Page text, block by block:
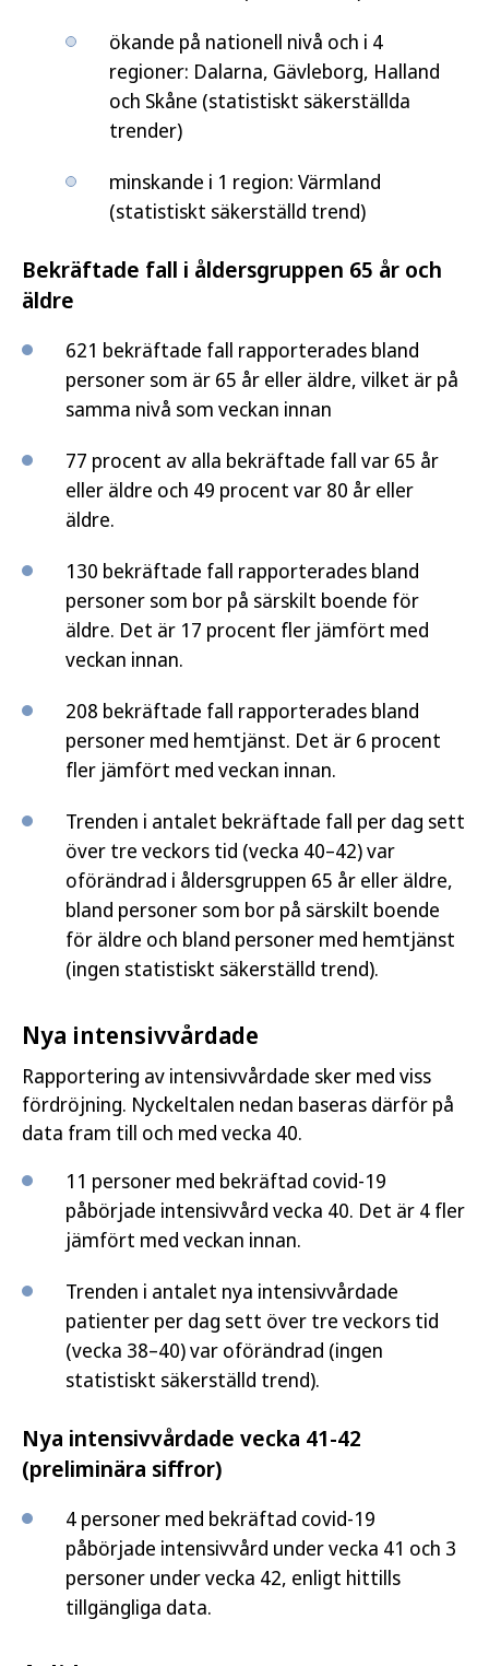
ökande på nationell nivå och i 4
regioner: Dalarna, Gävleborg, Halland
och Skåne (statistiskt säkerställda
trender)
minskande i 1 region: Värmland
(statistiskt säkerställd trend)
Bekräftade fall i åldersgruppen 65 år och
äldre
621 bekräftade fall rapporterades bland
personer som är 65 år eller äldre, vilket är på
samma nivå som veckan innan
77 procent av alla bekräftade fall var 65 år
eller äldre och 49 procent var 80 år eller
äldre.
130 bekräftade fall rapporterades bland
personer som bor på särskilt boende för
äldre. Det är 17 procent fler jämfört med
veckan innan.
208 bekräftade fall rapporterades bland
personer med hemtjänst. Det är 6 procent
fler jämfört med veckan innan.
Trenden i antalet bekräftade fall per dag sett
över tre veckors tid (vecka 40–42) var
oförändrad i åldersgruppen 65 år eller äldre,
bland personer som bor på särskilt boende
för äldre och bland personer med hemtjänst
(ingen statistiskt säkerställd trend).
Nya intensivvårdade
Rapportering av intensivvårdade sker med viss
fördröjning. Nyckeltalen nedan baseras därför på
data fram till och med vecka 40.
11 personer med bekräftad covid-19
påbörjade intensivvård vecka 40. Det är 4 fler
jämfört med veckan innan.
Trenden i antalet nya intensivvårdade
patienter per dag sett över tre veckors tid
(vecka 38–40) var oförändrad (ingen
statistiskt säkerställd trend).
Nya intensivvårdade vecka 41-42
(preliminära siffror)
4 personer med bekräftad covid-19
påbörjade intensivvård under vecka 41 och 3
personer under vecka 42, enligt hittills
tillgängliga data.